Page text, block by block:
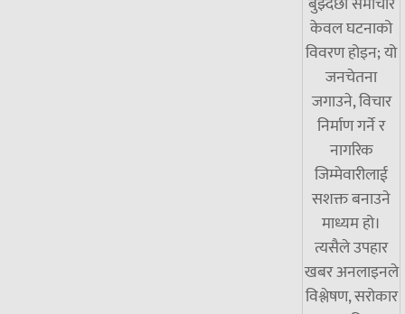
केवल घटनाको
विवरण होइन; यो
जनचेतना
जगाउने, विचार
निर्माण गर्ने र
नागरिक
जिम्मेवारीलाई
सशक्त बनाउने
माध्यम हो।
त्यसैले उपहार
खबर अनलाइनले
विश्लेषण, सरोकार